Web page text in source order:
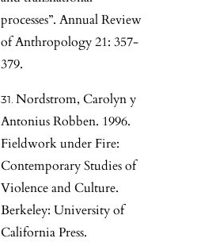
processes”. Annual Review
of Anthropology 21: 357-
379.
Nordstrom, Carolyn y
Antonius Robben. 1996.
Fieldwork under Fire:
Contemporary Studies of
Violence and Culture.
Berkeley: University of
California Press.